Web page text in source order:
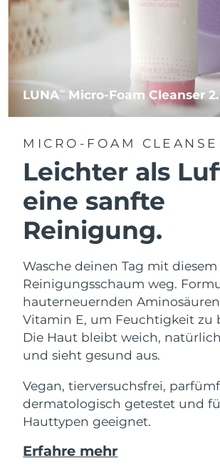
LUNATM Micro-Foam Cleanser
MICRO-FOAM
Leichter als
eine sanfte
Reinigung.
Wasche deinen Tag mit diesem
Reinigungsschaum weg.
hauterneuernden
Vitamin E, um Feuchtigkeit zu
Die Haut bleibt weich,
und sieht gesund aus.
Vegan, tierversuchsfrei,
dermatologisch getestet und
Hauttypen geeignet.
Erfahre mehr